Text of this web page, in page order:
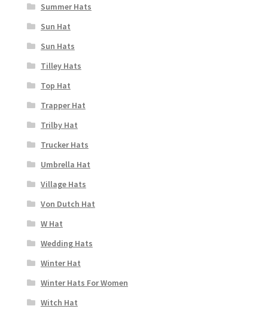
Summer Hats
Sun Hat
Sun Hats
Tilley Hats
Top Hat
Trapper Hat
Trilby Hat
Trucker Hats
Umbrella Hat
Village Hats
Von Dutch Hat
W Hat
Wedding Hats
Winter Hat
Winter Hats For Women
Witch Hat